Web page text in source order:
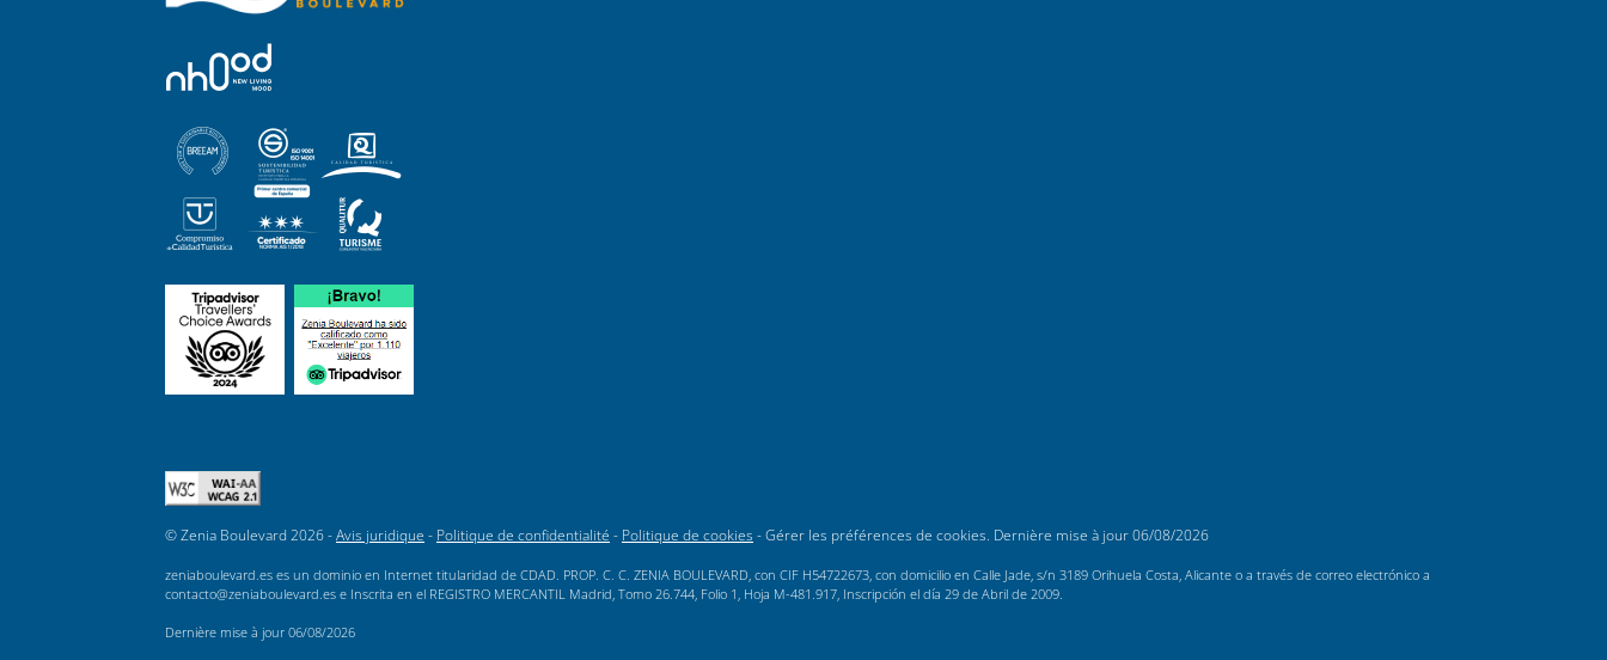
© Zenia Boulevard 2026 -Avis juridique - Politique de confidentialité - Politique de cookies -Gérer les préférences de cookies. Dernière mise à jour06/08/2026
zeniaboulevard.es es un dominio en Internet titularidad de CDAD. PROP. C. C. ZENIA BOULEVARD, con CIF H54722673, con domicilio en Calle Jade, s/n 3189 Orihuela Costa, Alicante o a través de correo electrónico a
contacto@zeniaboulevard.es e Inscrita en el REGISTRO MERCANTIL Madrid, Tomo 26.744, Folio 1, Hoja M-481.917, Inscripción el día 29 de Abril de 2009.
Dernière mise à jour 06/08/2026